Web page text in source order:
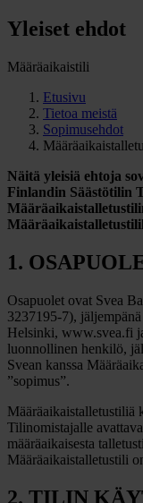
Yleiset ehdot
Määräaikaistili
Etusivu
Tietoa meistä
Sopimusehdot
Näitä yleisiä ehtoja
Finlandin Säästötilin
1.
Osapuolet ovat Svea
3237195-7),
Helsinki, www.svea.fi
luonnollinen henkilö,
Svean kanssa
”sopimus”.
Määräaikaistalletustiliä
Tilinomistajalle
määräaikaisesta
Määräaikaistalletustili
2. TILIN